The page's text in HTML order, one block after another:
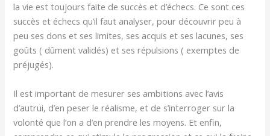
la vie est toujours faite de succès et d’échecs. Ce sont ces
succès et échecs qu’il faut analyser, pour découvrir peu à
peu ses dons et ses limites, ses acquis et ses lacunes, ses
goûts ( dûment validés) et ses répulsions ( exemptes de
préjugés).
Il est important de mesurer ses ambitions avec l’avis
d’autrui, d’en peser le réalisme, et de s’interroger sur la
volonté que l’on a d’en prendre les moyens. Et enfin,